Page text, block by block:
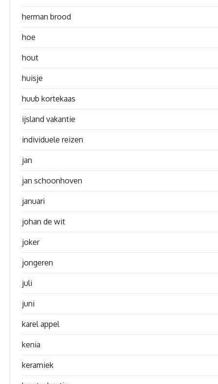
herman brood
hoe
hout
huisje
huub kortekaas
ijsland vakantie
individuele reizen
jan
jan schoonhoven
januari
johan de wit
joker
jongeren
juli
juni
karel appel
kenia
keramiek